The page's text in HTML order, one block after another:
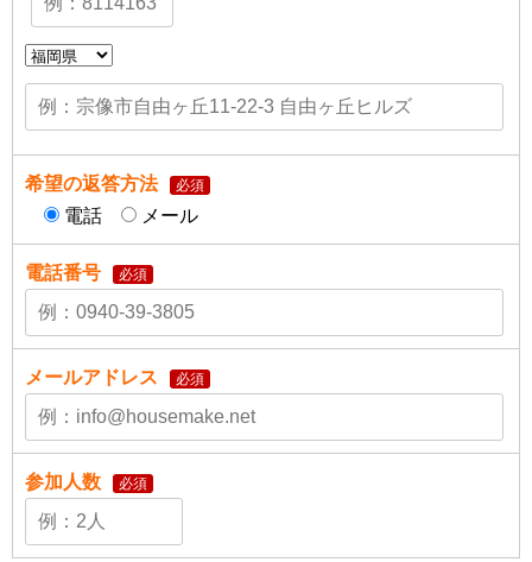
希望の返答方法 必須
電話 メール
電話番号 必須
メールアドレス 必須
参加人数 必須